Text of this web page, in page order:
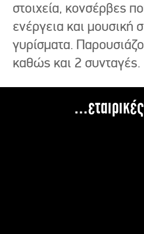
στοιχεία, κονσέρβες
ενέργεια και μουσική
γυρίσματα.
καθώς και 2 συνταγές.